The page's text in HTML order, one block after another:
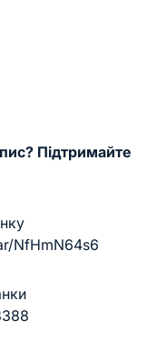
Підтримайте
NfHmN64s6